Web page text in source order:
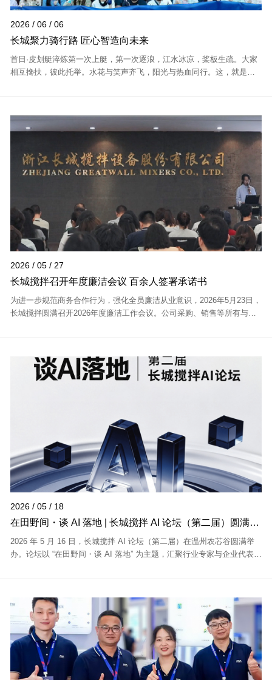
2026 / 06 / 06
长城聚力骑行路 匠心智造向未来
首日·皮划艇淬炼第一次上艇，第一次逐浪，江水冰凉，桨板生疏。大家
相互搀扶，彼此托举。水花与笑声齐飞，阳光与热血同行。这，就是工
A组 136km｜...
2026 / 05 / 27
长城搅拌召开年度廉洁会议 百余人签署承诺书
为进一步规范商务合作行为，强化全员廉洁从业意识，2026年5月23日，
长城搅拌圆满召开2026年度廉洁工作会议。公司采购、销售等所有与供
廉洁管理制度...
2026 / 05 / 18
在田野间・谈 AI 落地 | 长城搅拌 AI 论坛（第二届）圆满举
办！
2026 年 5 月 16 日，长城搅拌 AI 论坛（第二届）在温州农芯谷圆满举
办。论坛以 “在田野间・谈 AI 落地” 为主题，汇聚行业专家与企业代表，
论到实践...